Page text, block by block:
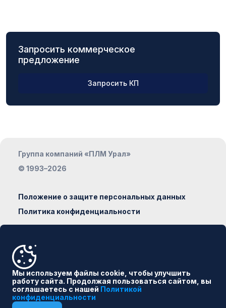
Запросить коммерческое
предложение
Запросить КП
Компания
Email
Мы используем файлы cookie, чтобы улучшить
работу сайта. Продолжая пользоваться сайтом, вы
соглашаетесь с нашей Политикой
конфиденциальности
Группа компаний «ПЛМ Урал»
© 1993–2026
Положение о защите персональных данных
Политика конфиденциальности
Сделано в
8 800 500-19-93
info@plm-ural.ru